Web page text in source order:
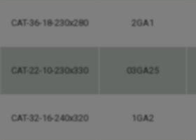
CAT-36-18-230x280 2GA1
CAT-22-10-230x330 03GA25
CAT-32-16-240x320 1GA2